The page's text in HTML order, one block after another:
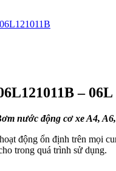
– 06L
nước động cơ xe A4,
động ổn định trên mọi
trong quá trình sử dụng.